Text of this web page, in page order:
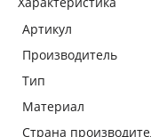
Артикул
Производитель
Тип
Материал
Страна